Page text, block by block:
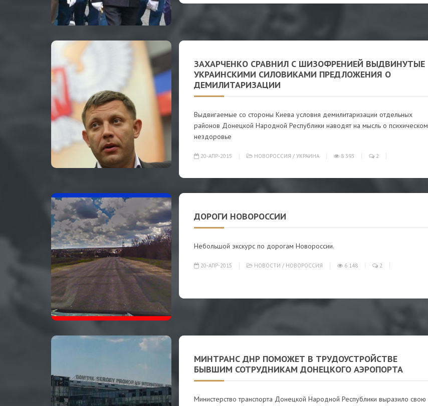
ЗАХАРЧЕНКО СРАВНИЛ С ШИЗОФРЕНИЕЙ ВЫДВИНУТЫЕ
УКРАИНСКИМИ СИЛОВИКАМИ ПРЕДЛОЖЕНИЯ О
ДЕМИЛИТАРИЗАЦИИ
Выдвигаемые со стороны Киева условия демилитаризации отдельных
районов Донецкой Народной Республики наводят на мысль о психическом
нездоровье
20-АПР-2015 НОВОРОССИЯ / УКРАИНА 8 393 2
ДОРОГИ НОВОРОССИИ
Небольшой экскурс по дорогам Новороссии.
20-АПР-2015 НОВОСТИ / НОВОРОССИЯ 6 148 2
МИНТРАНС ДНР ПОМОЖЕТ В ТРУДОУСТРОЙСТВЕ
БЫВШИМ СОТРУДНИКАМ ДОНЕЦКОГО АЭРОПОРТА
Министерство транспорта Донецкой Народной Республики выразило свою